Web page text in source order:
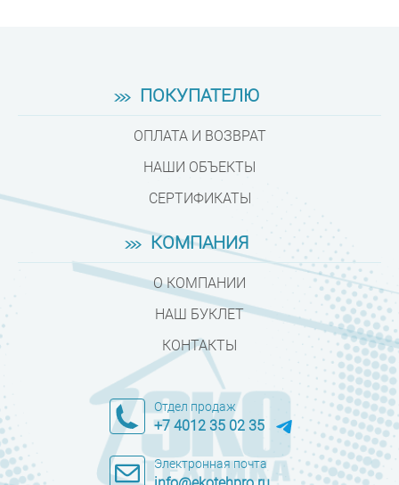
ПОКУПАТЕЛЮ
ОПЛАТА И ВОЗВРАТ
НАШИ ОБЪЕКТЫ
СЕРТИФИКАТЫ
КОМПАНИЯ
О КОМПАНИИ
НАШ БУКЛЕТ
КОНТАКТЫ
Отдел продаж
+7 4012 35 02 35
Электронная почта